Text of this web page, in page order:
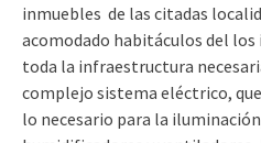
inmuebles de las citadas
acomodado habitáculos del
toda la infraestructura
complejo sistema eléctrico,
lo necesario para la